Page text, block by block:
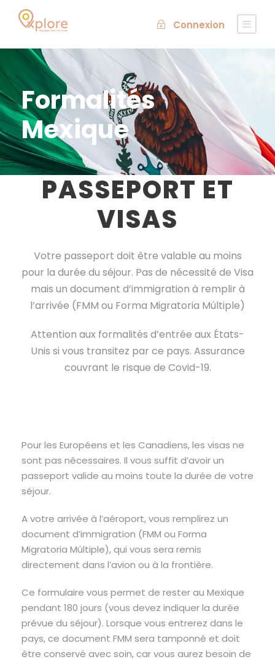
Connexion
Formalités
Mexique
PASSEPORT ET
VISAS
Votre passeport doit être valable au moins
pour la durée du séjour. Pas de nécessité de Visa
mais un document d’immigration à remplir à
l’arrivée (FMM ou Forma Migratoria Múltiple)
Attention aux formalités d’entrée aux États-
Unis si vous transitez par ce pays. Assurance
couvrant le risque de Covid-19.
Pour les Européens et les Canadiens, les visas ne
sont pas nécessaires. Il vous suffit d’avoir un
passeport valide au moins toute la durée de votre
séjour.
A votre arrivée à l’aéroport, vous remplirez un
document d’immigration (FMM ou Forma
Migratoria Múltiple), qui vous sera remis
directement dans l’avion ou à la frontière.
Ce formulaire vous permet de rester au Mexique
pendant 180 jours (vous devez indiquer la durée
prévue du séjour). Lorsque vous entrerez dans le
pays, ce document FMM sera tamponné et doit
être conservé avec soin, car vous aurez besoin de